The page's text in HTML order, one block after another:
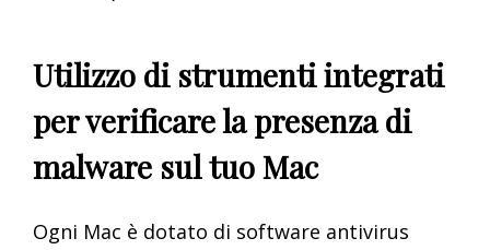
Utilizzo di strumenti integrati
per verificare la presenza di
malware sul tuo Mac
Ogni Mac è dotato di software antivirus